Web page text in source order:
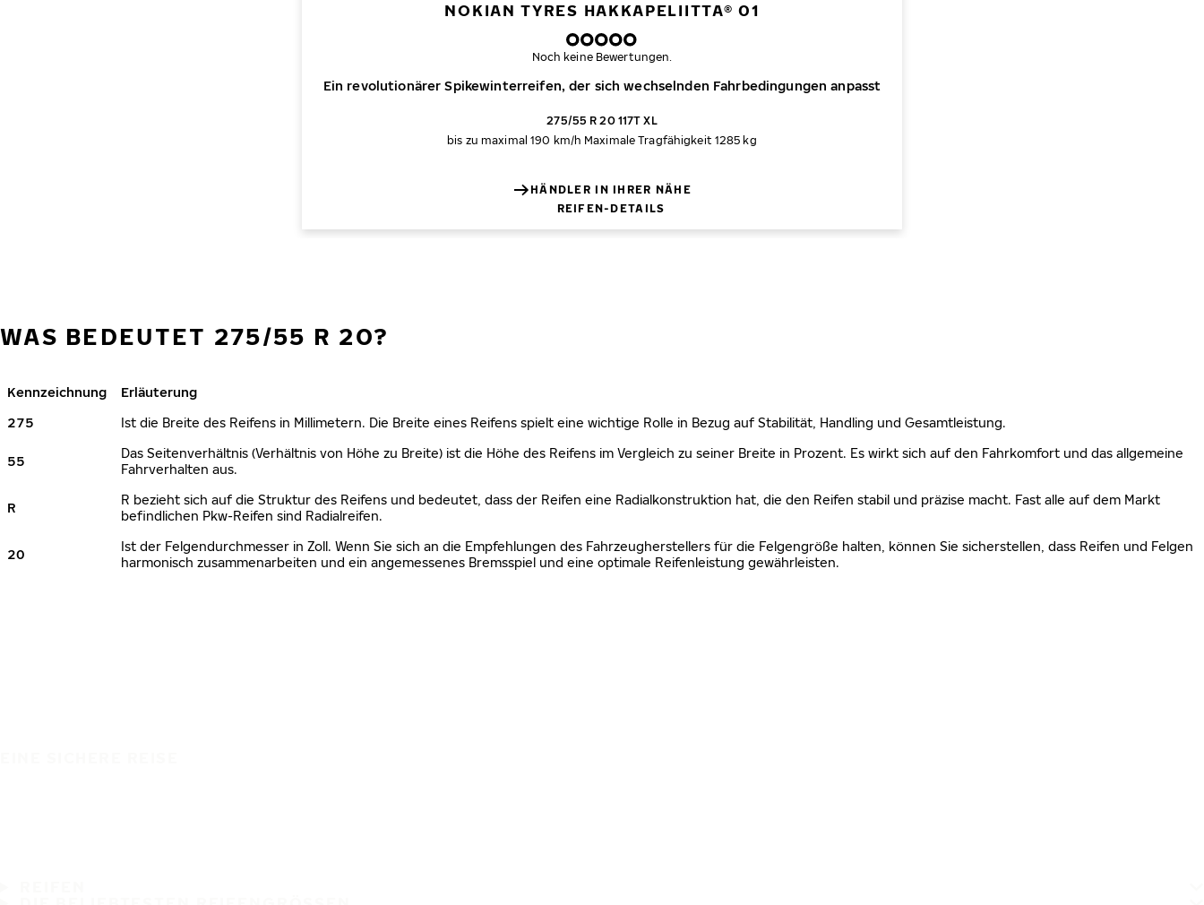
NOKIAN TYRES HAKKAPELIITTA® 01
Ein revolutionärer Spikewinterreifen, der sich wechselnden Fahrbedingungen anpasst
Noch keine Bewertungen.
275/55 R 20 117T XL
bis zu maximal 190 km/h Maximale Tragfähigkeit 1285 kg
HÄNDLER IN IHRER NÄHE
REIFEN-DETAILS
WAS BEDEUTET 275/55 R 20?
Kennzeichnung
Erläuterung
275
Ist die Breite des Reifens in Millimetern. Die Breite eines Reifens spielt eine wichtige Rolle in Bezug auf Stabilität, Handling und Gesamtleistung.
55
Das Seitenverhältnis (Verhältnis von Höhe zu Breite) ist die Höhe des Reifens im Vergleich zu seiner Breite in Prozent. Es wirkt sich auf den Fahrkomfort und das allgemeine
Fahrverhalten aus.
R
R bezieht sich auf die Struktur des Reifens und bedeutet, dass der Reifen eine Radialkonstruktion hat, die den Reifen stabil und präzise macht. Fast alle auf dem Markt
befindlichen Pkw-Reifen sind Radialreifen.
20
Ist der Felgendurchmesser in Zoll. Wenn Sie sich an die Empfehlungen des Fahrzeugherstellers für die Felgengröße halten, können Sie sicherstellen, dass Reifen und Felgen
harmonisch zusammenarbeiten und ein angemessenes Bremsspiel und eine optimale Reifenleistung gewährleisten.